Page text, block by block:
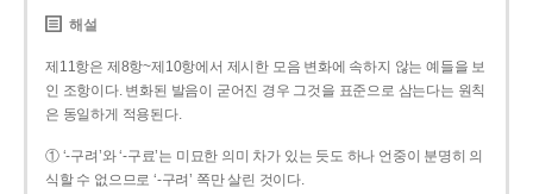
해설
제11항은 제8항~제10항에서 제시한 모음 변화에 속하지 않는 예들을 보
인 조항이다. 변화된 발음이 굳어진 경우 그것을 표준으로 삼는다는 원칙
은 동일하게 적용된다.
① ‘-구려’와 ‘-구료’는 미묘한 의미 차가 있는 듯도 하나 언중이 분명히 의
식할 수 없으므로 ‘-구려’ 쪽만 살린 것이다.